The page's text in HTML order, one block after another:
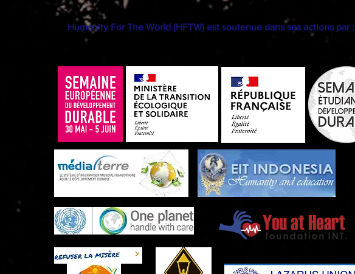
Humanity For The World (HFTW) est soutenue dans ses actions par :